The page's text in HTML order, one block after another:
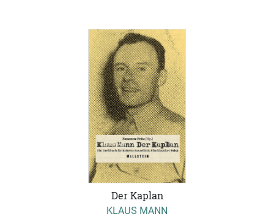
Der Kaplan
KLAUS MANN